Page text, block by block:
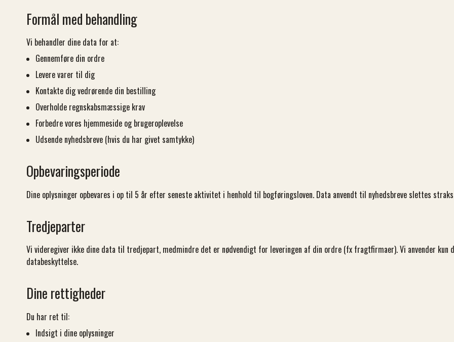
Formål med behandling
Vi behandler dine data for at:
Gennemføre din ordre
Levere varer til dig
Kontakte dig vedrørende din bestilling
Overholde regnskabsmæssige krav
Forbedre vores hjemmeside og brugeroplevelse
Udsende nyhedsbreve (hvis du har givet samtykke)
Opbevaringsperiode
Dine oplysninger opbevares i op til 5 år efter seneste aktivitet i henhold til bogføringsloven. Data anvendt til nyhedsbreve slettes
Tredjeparter
Vi videregiver ikke dine data til tredjepart, medmindre det er nødvendigt for leveringen af din ordre (fx fragtfirmaer). Vi anvender
databeskyttelse.
Dine rettigheder
Du har ret til:
Indsigt i dine oplysninger